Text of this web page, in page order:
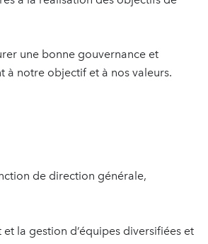
une bonne gouvernance et
à notre objectif et à nos valeurs.
de direction générale,
la gestion d’équipes diversifiées et